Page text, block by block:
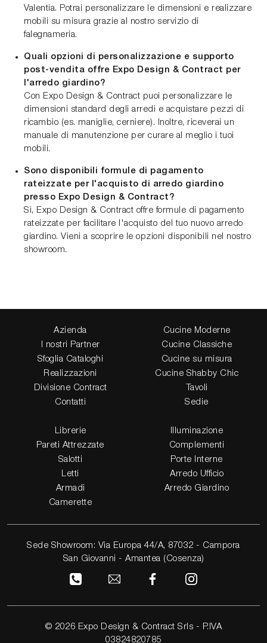
Valentia. Potrai personalizzare le dimensioni e realizzare
mobili su misura grazie al nostro servizio di
falegnameria.
Quali opzioni di personalizzazione e supporto
post-vendita offre Expo Design & Contract per
l'arredo giardino?
Con Expo Design & Contract puoi personalizzare le
dimensioni standard degli arredi e acquistare pezzi di
ricambio (es. maniglie, cerniere). Inoltre, riceverai un
manuale di manutenzione per curare al meglio i tuoi
mobili.
Sono disponibili formule di pagamento
rateizzate per l'acquisto di arredo giardino
presso Expo Design & Contract?
Sì, Expo Design & Contract offre formule di pagamento
rateizzate per facilitare l'acquisto del tuo nuovo arredo
giardino. Vieni a scoprire le opzioni disponibili nel nostro
showroom.
Azienda
I nostri Partner
Sfoglia Cataloghi
Realizzazioni
Divisione Contract
Contatti
Cucine Moderne
Cucine Classiche
Cucine su misura
Cucine Shabby Chic
Tavoli
Sedie
Librerie
Pareti Attrezzate
Salotti
Letti
Armadi
Camerette
Illuminazione
Complementi
Porte Interne
Arredo Ufficio
Arredo Giardino
Sede Showroom: Via Europa 44/A, 87032 - Campora
San Giovanni - Amantea (Cosenza)
© 2026 Expo Design & Contract Srls - P.IVA
03824820785